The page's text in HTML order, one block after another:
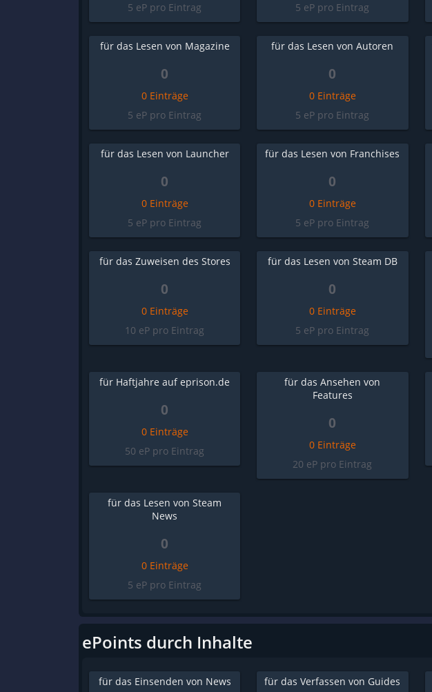
5 eP pro Eintrag
5 eP pro Eintrag
für das Lesen von Magazine
0
0 Einträge
5 eP pro Eintrag
für das Lesen von Autoren
0
0 Einträge
5 eP pro Eintrag
für das Lesen von Launcher
0
0 Einträge
5 eP pro Eintrag
für das Lesen von Franchises
0
0 Einträge
5 eP pro Eintrag
für das Zuweisen des Stores
0
0 Einträge
10 eP pro Eintrag
für das Lesen von Steam DB
0
0 Einträge
5 eP pro Eintrag
für Haftjahre auf eprison.de
0
0 Einträge
50 eP pro Eintrag
für das Ansehen von
Features
0
0 Einträge
20 eP pro Eintrag
für das Lesen von Steam
News
0
0 Einträge
5 eP pro Eintrag
ePoints durch Inhalte
für das Einsenden von News für das Verfassen von Guides